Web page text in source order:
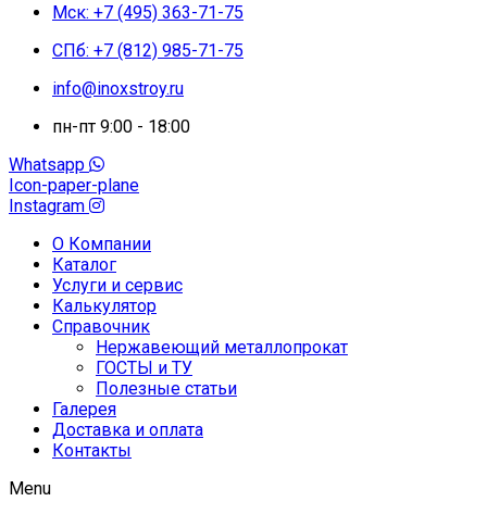
Мск: +7 (495) 363-71-75
СПб: +7 (812) 985-71-75
info@inoxstroy.ru
пн-пт 9:00 - 18:00
Whatsapp
Icon-paper-plane
Instagram
О Компании
Каталог
Услуги и сервис
Калькулятор
Справочник
Нержавеющий металлопрокат
ГОСТЫ и ТУ
Полезные статьи
Галерея
Доставка и оплата
Контакты
Menu